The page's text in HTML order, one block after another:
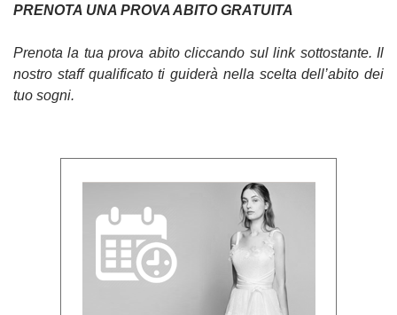
PRENOTA UNA PROVA ABITO GRATUITA
Prenota la tua prova abito cliccando sul link sottostante. Il
nostro staff qualificato ti guiderà nella scelta dell’abito dei
tuo sogni.